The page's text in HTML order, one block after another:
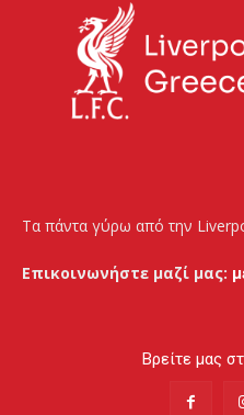
Τα πάντα γύρω από την
Επικοινωνήστε μαζί μας:
Βρείτε μας